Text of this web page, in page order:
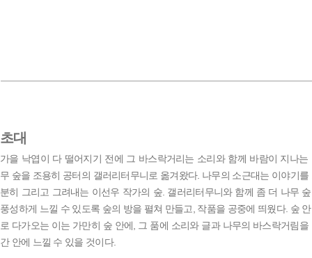
초대
가을 낙엽이 다 떨어지기 전에 그 바스락거리는 소리와 함께 바람이 지나는
무 숲을 조용히 공터의 갤러리터무니로 옮겨왔다. 나무의 소근대는 이야기를
분히 그리고 그려내는 이선우 작가의 숲. 갤러리터무니와 함께 좀 더 나무
풍성하게 느낄 수 있도록 숲의 방을 펼쳐 만들고, 작품을 공중에 띄웠다. 숲
로 다가오는 이는 가만히 숲 안에, 그 품에 소리와 글과 나무의 바스락거림을
간 안에 느낄 수 있을 것이다.